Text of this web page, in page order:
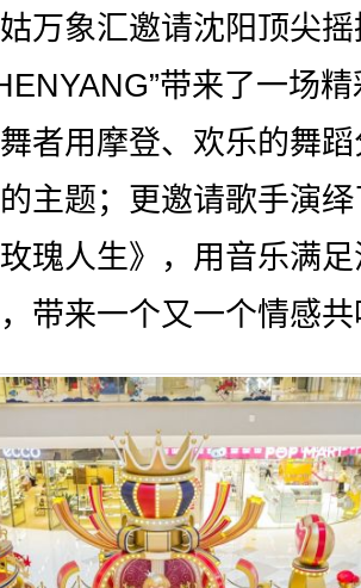
万象汇邀请沈阳顶尖
带来了一场
者用摩登、欢乐的舞
主题；更邀请歌手演
瑰人生》，用音乐满
带来一个又一个情感